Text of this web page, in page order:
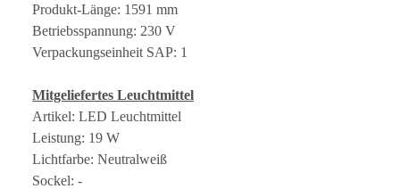
Produkt-Länge: 1591 mm
Betriebsspannung: 230 V
Verpackungseinheit SAP: 1
Mitgeliefertes Leuchtmittel
Artikel: LED Leuchtmittel
Leistung: 19 W
Lichtfarbe: Neutralweiß
Sockel: -